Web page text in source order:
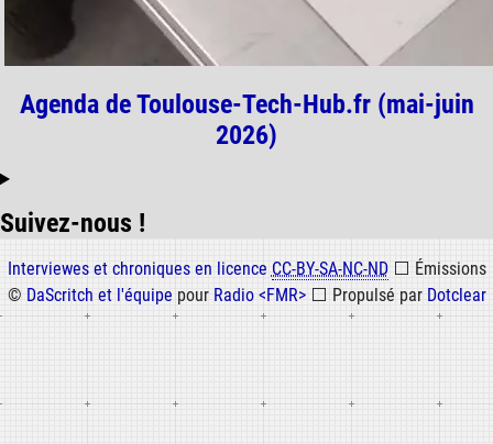
Agenda de Toulouse-Tech-Hub.fr (mai-juin
2026)
Suivez-nous !
Informations
Interviewes et chroniques en licence CC-BY-SA-NC-ND ⬜ Émissions
© DaScritch et l'équipe pour Radio <FMR> ⬜ Propulsé par Dotclear